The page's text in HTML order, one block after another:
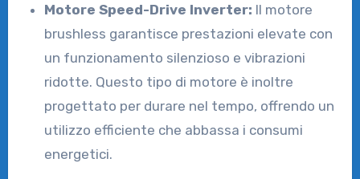
Motore Speed-Drive Inverter: Il motore
brushless garantisce prestazioni elevate con
un funzionamento silenzioso e vibrazioni
ridotte. Questo tipo di motore è inoltre
progettato per durare nel tempo, offrendo un
utilizzo efficiente che abbassa i consumi
energetici.